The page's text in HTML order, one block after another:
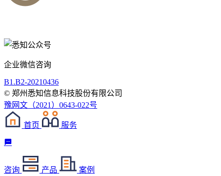
企业微信咨询
B1.B2-20210436
© 郑州悉知信息科技股份有限公司
豫网文（2021）0643-022号
首页 服务
咨询 产品 案例